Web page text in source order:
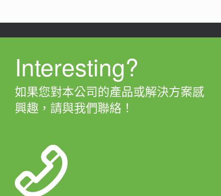
Interesting?
如果您對本公司的產品或解決方案感
興趣，請與我們聯絡！